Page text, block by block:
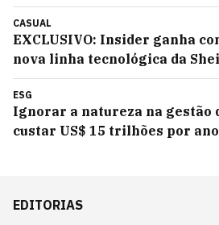
CASUAL
EXCLUSIVO: Insider ganha
nova linha tecnológica da
ESG
Ignorar a natureza na gestão
custar US$ 15 trilhões por ano
EDITORIAS